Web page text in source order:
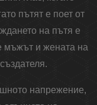
пътят е поет от
на пътя е
мъжът и жената на
напрежение,